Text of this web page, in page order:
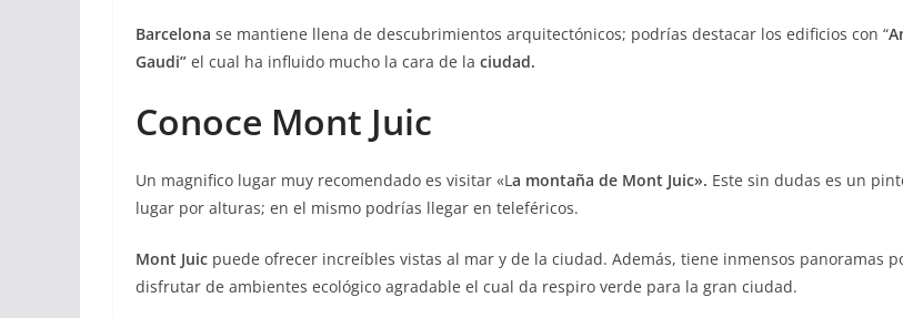
Barcelona se mantiene llena de descubrimientos arquitectónicos; podrías destacar los edificios con “
Gaudi” el cual ha influido mucho la cara de la ciudad.
Conoce Mont Juic
Un magnifico lugar muy recomendado es visitar «La montaña de Mont Juic». Este sin dudas es un
lugar por alturas; en el mismo podrías llegar en teleféricos.
Mont Juic puede ofrecer increíbles vistas al mar y de la ciudad. Además, tiene inmensos panoramas
disfrutar de ambientes ecológico agradable el cual da respiro verde para la gran ciudad.